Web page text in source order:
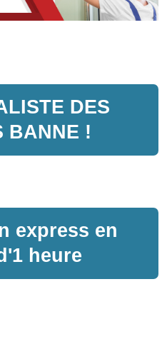
DES
BANNE !
express en
heure